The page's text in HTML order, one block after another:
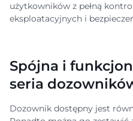
użytkowników z pełną
eksploatacyjnych i
Spójna i
seria
Dozownik dostępny jest